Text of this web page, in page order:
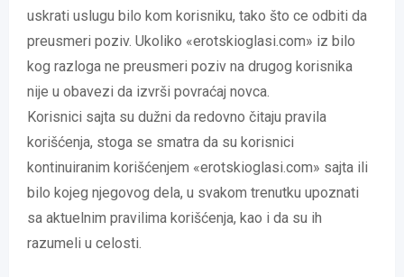
uskrati uslugu bilo kom korisniku, tako što ce odbiti da
preusmeri poziv. Ukoliko «erotskioglasi.com» iz bilo
kog razloga ne preusmeri poziv na drugog korisnika
nije u obavezi da izvrši povraćaj novca.
Korisnici sajta su dužni da redovno čitaju pravila
korišćenja, stoga se smatra da su korisnici
kontinuiranim korišćenjem «erotskioglasi.com» sajta ili
bilo kojeg njegovog dela, u svakom trenutku upoznati
sa aktuelnim pravilima korišćenja, kao i da su ih
razumeli u celosti.